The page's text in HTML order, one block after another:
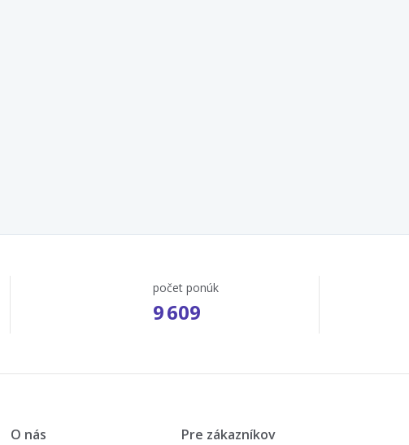
počet ponúk
9 609
O nás Pre zákazníkov